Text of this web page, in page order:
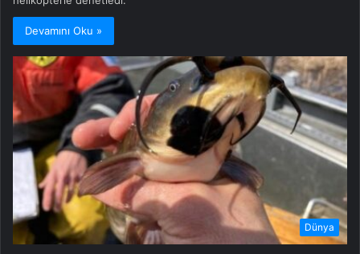
Devamını Oku »
Dünya